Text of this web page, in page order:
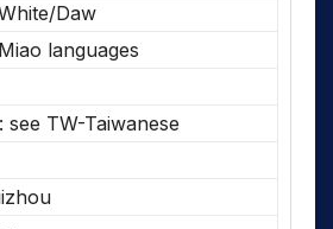
Daw
languages
see TW-Taiwanese